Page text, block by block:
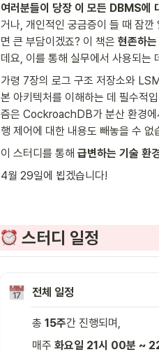
여러분들이 당장 이 모든 DBMS에
거나, 개인적인 궁금증이 들 때 잠
면 큰 부담이겠죠? 이 책은 현존하
데요, 이를 통해 실무에서 사용되는
가령 7장의 로그 구조 저장소와
본 아키텍처를 이해하는 데 필수적
즘은 CockroachDB가 분산 환경에
행 제어에 대한 내용도 빼놓을 수 없
이 스터디를 통해 급변하는 기술 환
4월 29일에 뵙겠습니다!
스터디 일정
전체 일정
총 15주간 진행되며,
매주 화요일 21시 00분 ~